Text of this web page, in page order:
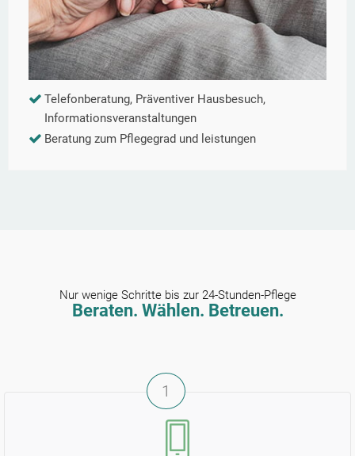
Telefonberatung, Präventiver Hausbesuch,
Informationsveranstaltungen
Beratung zum Pflegegrad und leistungen
Nur wenige Schritte bis zur 24-Stunden-Pflege
Beraten. Wählen. Betreuen.
1